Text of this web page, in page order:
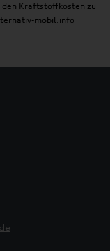
den Kraftstoffkosten zu
mobil.info